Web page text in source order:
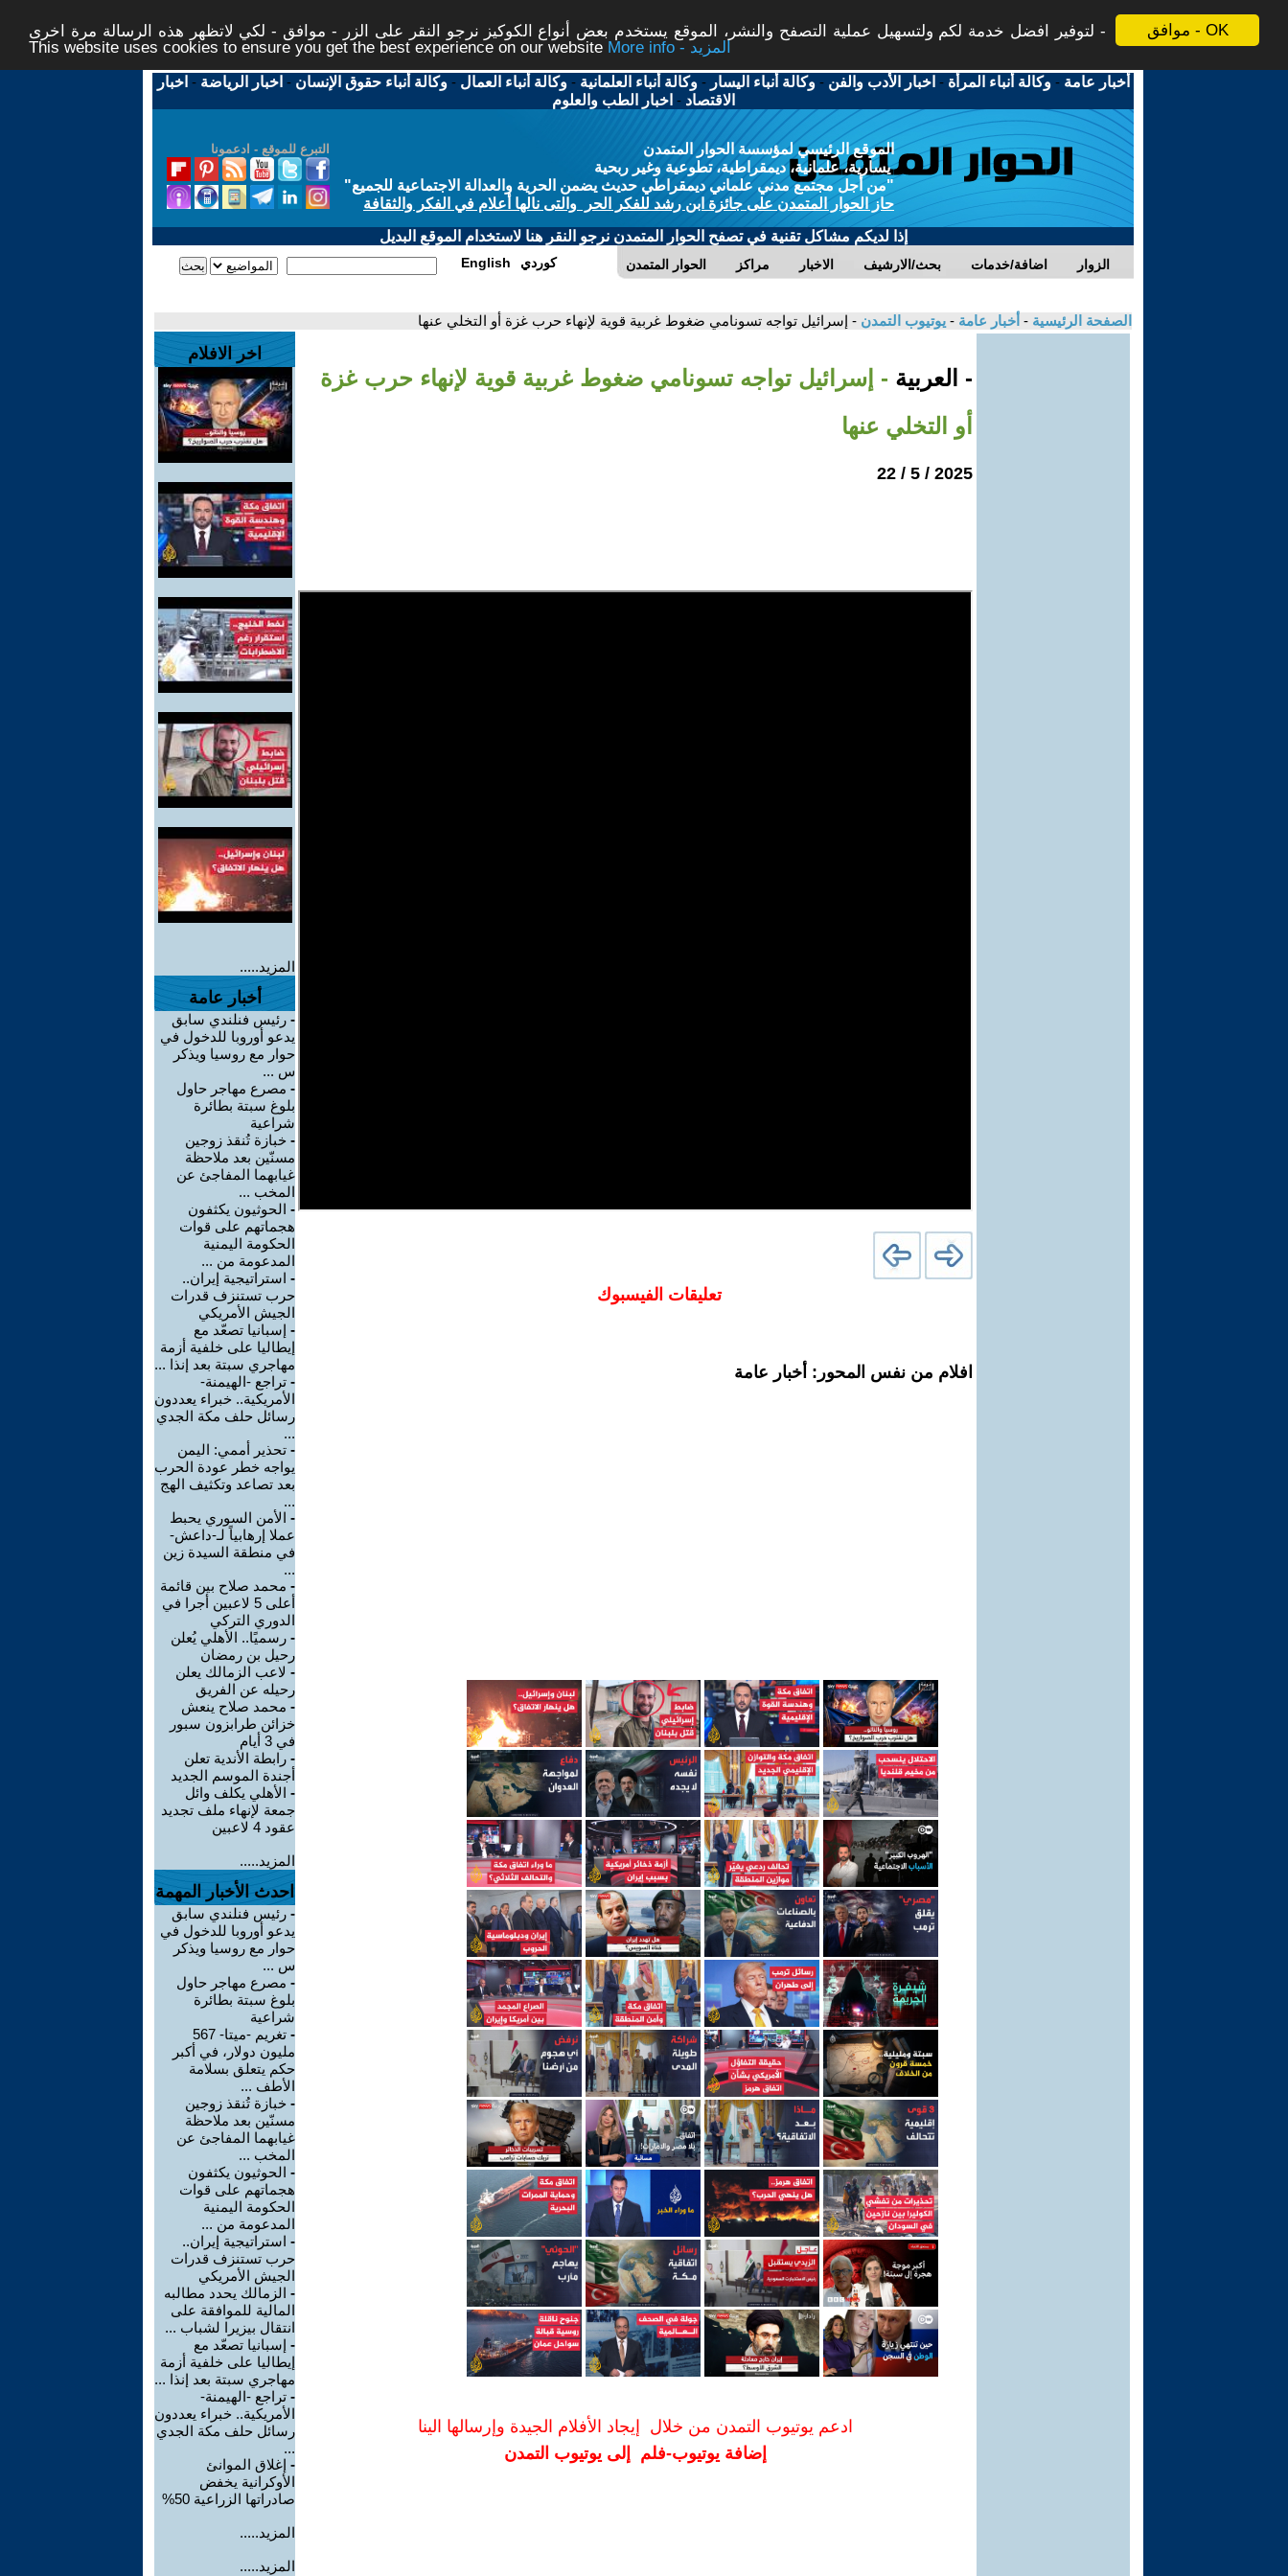
موافق - OK
لتوفير افضل خدمة لكم ولتسهيل عملية التصفح والنشر، الموقع يستخدم بعض أنواع الكوكيز نرجو النقر على الزر - موافق - لكي لاتظهر هذه الرسالة مرة اخرى -
This website uses cookies to ensure you get the best experience on our website
More info - المزيد
أخبار عامة -وكالة أنباء المرأة - اخبار الأدب والفن -وكالة أنباء اليسار -وكالة أنباء العلمانية -وكالة أنباء العمال -وكالة أنباء حقوق الإنسان - اخبار الرياضة - اخبار
الاقتصاد - اخبار الطب والعلوم
التبرع للموقع - ادعمونا
الموقع الرئيسي لمؤسسة الحوار المتمدن
يسارية، علمانية، ديمقراطية، تطوعية وغير ربحية
"من أجل مجتمع مدني علماني ديمقراطي حديث يضمن الحرية والعدالة الاجتماعية للجميع"
حاز الحوار المتمدن على جائزة ابن رشد للفكر الحر والتى نالها أعلام في الفكر والثقافة
إذا لديكم مشاكل تقنية في تصفح الحوار المتمدن نرجو النقر هنا لاستخدام الموقع البديل
الحوار المتمدن مراكز الاخبار بحث/الارشيف اضافة/خدمات الزوار English كوردي
الصفحة الرئيسية - أخبار عامة - يوتيوب التمدن - إسرائيل تواجه تسونامي ضغوط غربية قوية لإنهاء حرب غزة أو التخلي عنها
- العربية - إسرائيل تواجه تسونامي ضغوط غربية قوية لإنهاء حرب غزة
أو التخلي عنها
2025 / 5 / 22
تعليقات الفيسبوك
افلام من نفس المحور: أخبار عامة
ادعم يوتيوب التمدن من خلال إيجاد الأفلام الجيدة وإرسالها الينا
إضافة يوتيوب-فلم إلى يوتيوب التمدن
اخر الافلام
المزيد.....
أخبار عامة
- رئيس فنلندي سابق
يدعو أوروبا للدخول في
حوار مع روسيا ويذكر
س ...
- مصرع مهاجر حاول
بلوغ سبتة بطائرة
شراعية
- خبازة تُنقذ زوجين
مسنّين بعد ملاحظة
غيابهما المفاجئ عن
المخب ...
- الحوثيون يكثفون
هجماتهم على قوات
الحكومة اليمنية
المدعومة من ...
- استراتيجية إيران..
حرب تستنزف قدرات
الجيش الأمريكي
- إسبانيا تصعّد مع
إيطاليا على خلفية أزمة
مهاجري سبتة بعد إنذا ...
- تراجع -الهيمنة-
الأمريكية.. خبراء يعددون
رسائل حلف مكة الجدي
...
- تحذير أممي: اليمن
يواجه خطر عودة الحرب
بعد تصاعد وتكثيف الهج
...
- الأمن السوري يحبط
عملا إرهابياً لـ-داعش-
في منطقة السيدة زين
...
- محمد صلاح بين قائمة
أعلى 5 لاعبين أجرا في
الدوري التركي
- رسميًا.. الأهلي يُعلن
رحيل بن رمضان
- لاعب الزمالك يعلن
رحيله عن الفريق
- محمد صلاح ينعش
خزائن طرابزون سبور
في 3 أيام
- رابطة الأندية تعلن
أجندة الموسم الجديد
- الأهلي يكلف وائل
جمعة لإنهاء ملف تجديد
عقود 4 لاعبين
المزيد.....
احدث الأخبار المهمة
- رئيس فنلندي سابق
يدعو أوروبا للدخول في
حوار مع روسيا ويذكر
س ...
- مصرع مهاجر حاول
بلوغ سبتة بطائرة
شراعية
-
تغريم -ميتا- 567
مليون دولار، في أكبر
حكم يتعلق بسلامة
الأطف ...
- خبازة تُنقذ زوجين
مسنّين بعد ملاحظة
غيابهما المفاجئ عن
المخب ...
- الحوثيون يكثفون
هجماتهم على قوات
الحكومة اليمنية
المدعومة من ...
- استراتيجية إيران..
حرب تستنزف قدرات
الجيش الأمريكي
- الزمالك يحدد مطالبه
المالية للموافقة على
انتقال بيزيرا لشباب ...
- إسبانيا تصعّد مع
إيطاليا على خلفية أزمة
مهاجري سبتة بعد إنذا ...
- تراجع -الهيمنة-
الأمريكية.. خبراء يعددون
رسائل حلف مكة الجدي
...
- إغلاق الموانئ
الأوكرانية يخفض
صادراتها الزراعية 50%
المزيد.....
المزيد.....